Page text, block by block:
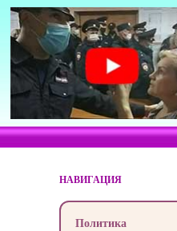
НАВИГАЦИЯ
Политика